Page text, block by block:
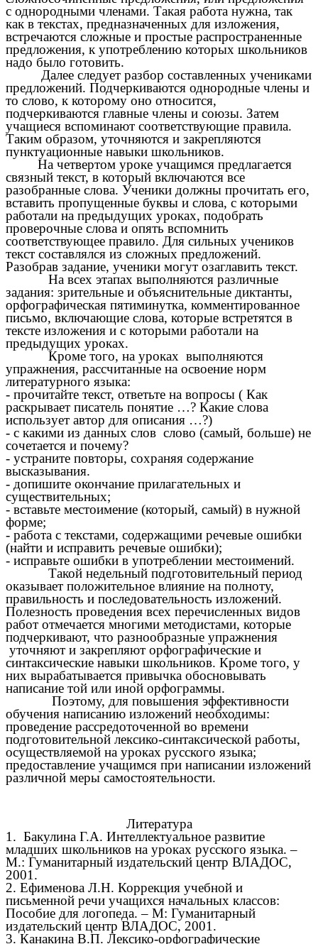
с однородными членами. Такая работа нужна, так
как в текстах, предназначенных для изложения,
встречаются сложные и простые распространенные
предложения, к употреблению которых школьников
надо было готовить.
Далее следует разбор составленных учениками
предложений. Подчеркиваются однородные члены и
то слово, к которому оно относится,
подчеркиваются главные члены и союзы. Затем
учащиеся вспоминают соответствующие правила.
Таким образом, уточняются и закрепляются
пунктуационные навыки школьников.
На четвертом уроке учащимся предлагается
связный текст, в который включаются все
разобранные слова. Ученики должны прочитать его,
вставить пропущенные буквы и слова, с которыми
работали на предыдущих уроках, подобрать
проверочные слова и опять вспомнить
соответствующее правило. Для сильных учеников
текст составлялся из сложных предложений.
Разобрав задание, ученики могут озаглавить текст.
На всех этапах выполняются различные
задания: зрительные и объяснительные диктанты,
орфографическая пятиминутка, комментированное
письмо, включающие слова, которые встретятся в
тексте изложения и с которыми работали на
предыдущих уроках.
Кроме того, на уроках выполняются
упражнения, рассчитанные на освоение норм
литературного языка:
- прочитайте текст, ответьте на вопросы ( Как
раскрывает писатель понятие …? Какие слова
использует автор для описания …?)
- с какими из данных слов слово (самый, больше) не
сочетается и почему?
- устраните повторы, сохраняя содержание
высказывания.
- допишите окончание прилагательных и
существительных;
- вставьте местоимение (который, самый) в нужной
форме;
- работа с текстами, содержащими речевые ошибки
(найти и исправить речевые ошибки);
- исправьте ошибки в употреблении местоимений.
Такой недельный подготовительный период
оказывает положительное влияние на полноту,
правильность и последовательность изложений.
Полезность проведения всех перечисленных видов
работ отмечается многими методистами, которые
подчеркивают, что разнообразные упражнения
уточняют и закрепляют орфографические и
синтаксические навыки школьников. Кроме того, у
них вырабатывается привычка обосновывать
написание той или иной орфограммы.
Поэтому, для повышения эффективности
обучения написанию изложений необходимы:
проведение рассредоточенной во времени
подготовительной лексико-синтаксической работы,
осуществляемой на уроках русского языка;
предоставление учащимся при написании изложений
различной меры самостоятельности.
Литература
1. Бакулина Г.А. Интеллектуальное развитие
младших школьников на уроках русского языка. –
М.: Гуманитарный издательский центр ВЛАДОС,
2001.
2. Ефименова Л.Н. Коррекция учебной и
письменной речи учащихся начальных классов:
Пособие для логопеда. – М: Гуманитарный
издательский центр ВЛАДОС, 2001.
3. Канакина В.П. Лексико-орфографические